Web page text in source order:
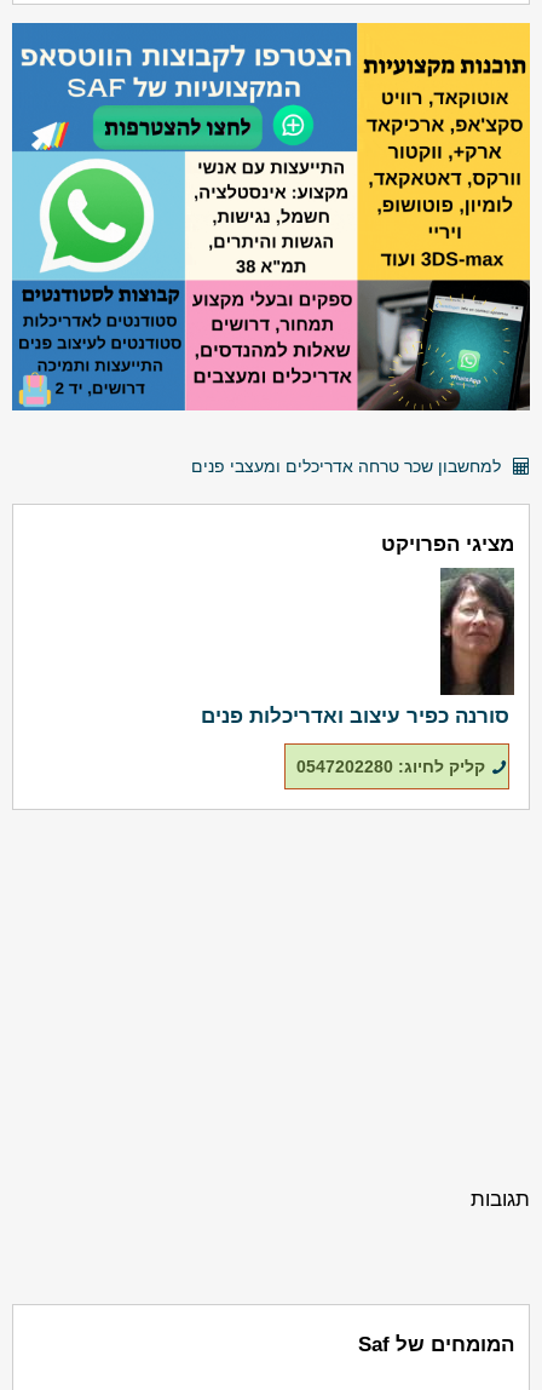
למחשבון שכר טרחה אדריכלים ומעצבי פנים
מציגי הפרויקט
סורנה כפיר עיצוב ואדריכלות פנים
קליק לחיוג: 0547202280
תגובות
המומחים של Saf